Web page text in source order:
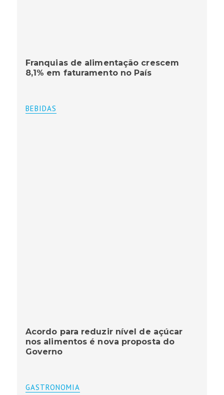
Franquias de alimentação crescem
8,1% em faturamento no País
BEBIDAS
Acordo para reduzir nível de açúcar
nos alimentos é nova proposta do
Governo
GASTRONOMIA